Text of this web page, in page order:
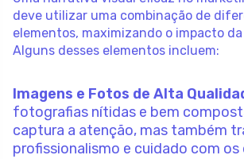
deve utilizar uma combinação de
elementos, maximizando o impacto
Alguns desses elementos incluem:
Imagens e Fotos de Alta
fotografias nítidas e bem
captura a atenção, mas também
profissionalismo e cuidado com os